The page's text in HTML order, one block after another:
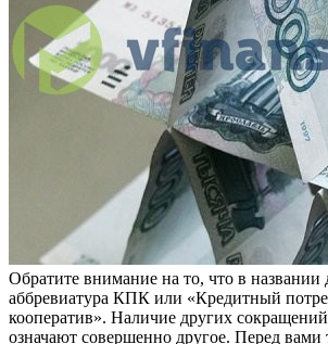
Обратите внимание на то, что в названии
аббревиатура КПК или «Кредитный
кооператив». Наличие других
означают совершенно другое. Перед